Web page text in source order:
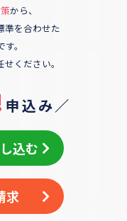
から、
準を合わせた
。
せください。
申込み／
込む
求